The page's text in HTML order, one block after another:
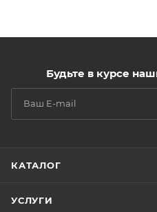
Будьте в курсе
КАТАЛОГ
УСЛУГИ